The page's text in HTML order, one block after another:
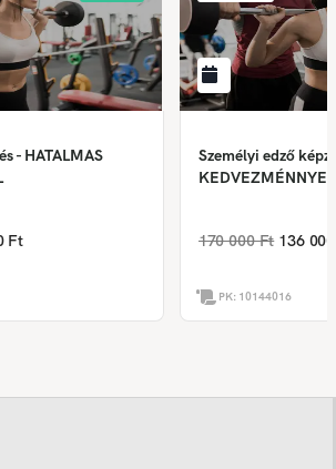
- HATALMAS
Ft
Személyi edző
KEDVEZMÉNNYEL
170 000 Ft 136
PK: 10144016